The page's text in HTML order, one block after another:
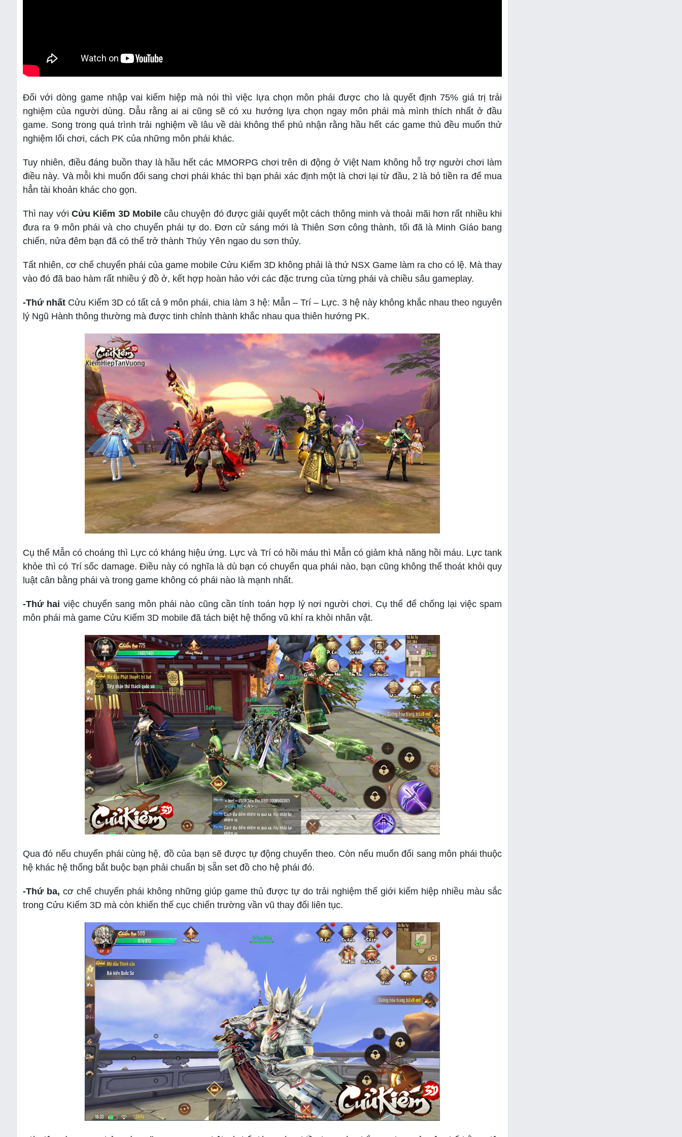
Đối với dòng game nhập vai kiếm hiệp mà nói thì việc lựa chọn môn phái được cho là quyết định 75% giá trị trải
nghiệm của người dùng. Dẫu rằng ai ai cũng sẽ có xu hướng lựa chọn ngay môn phái mà mình thích nhất ở đầu
game. Song trong quá trình trải nghiệm về lâu về dài không thể phủ nhận rằng hầu hết các game thủ đều muốn thử
nghiệm lối chơi, cách PK của những môn phái khác.
Tuy nhiên, điều đáng buồn thay là hầu hết các MMORPG chơi trên di động ở Việt Nam không hỗ trợ người chơi làm
điều này. Và mỗi khi muốn đổi sang chơi phái khác thì bạn phải xác định một là chơi lại từ đầu, 2 là bỏ tiền ra để mua
hẳn tài khoản khác cho gọn.
Thì nay với Cửu Kiếm 3D Mobilecâu chuyện đó được giải quyết một cách thông minh và thoải mãi hơn rất nhiều khi
đưa ra 9 môn phái và cho chuyển phái tự do. Đơn cử sáng mới là Thiên Sơn công thành, tối đã là Minh Giáo bang
chiến, nửa đêm bạn đã có thể trở thành Thúy Yên ngao du sơn thủy.
Tất nhiên, cơ chế chuyển phái của game mobile Cửu Kiếm 3D không phải là thứ NSX Game làm ra cho có lệ. Mà thay
vào đó đã bao hàm rất nhiều ý đồ ở, kết hợp hoàn hảo với các đặc trưng của từng phái và chiều sâu gameplay.
-Thứ nhất Cửu Kiếm 3D có tất cả 9 môn phái, chia làm 3 hệ: Mẫn – Trí – Lực. 3 hệ này không khắc nhau theo nguyên
lý Ngũ Hành thông thường mà được tinh chỉnh thành khắc nhau qua thiên hướng PK.
Cụ thể Mẫn có choáng thì Lực có kháng hiệu ứng. Lực và Trí có hồi máu thì Mẫn có giảm khả năng hồi máu. Lực tank
khỏe thì có Trí sốc damage. Điều này có nghĩa là dù bạn có chuyển qua phái nào, bạn cũng không thể thoát khỏi quy
luật cân bằng phái và trong game không có phái nào là mạnh nhất.
-Thứ hai việc chuyển sang môn phái nào cũng cần tính toán hợp lý nơi người chơi. Cụ thể để chống lại việc spam
môn phái mà game Cửu Kiếm 3D mobile đã tách biệt hệ thống vũ khí ra khỏi nhân vật.
Qua đó nếu chuyển phái cùng hệ, đồ của bạn sẽ được tự động chuyển theo. Còn nếu muốn đổi sang môn phái thuộc
hệ khác hệ thống bắt buộc bạn phải chuẩn bị sẵn set đồ cho hệ phái đó.
-Thứ ba, cơ chế chuyển phái không những giúp game thủ được tự do trải nghiệm thế giới kiếm hiệp nhiều màu sắc
trong Cửu Kiếm 3D mà còn khiến thế cục chiến trường vần vũ thay đổi liên tục.